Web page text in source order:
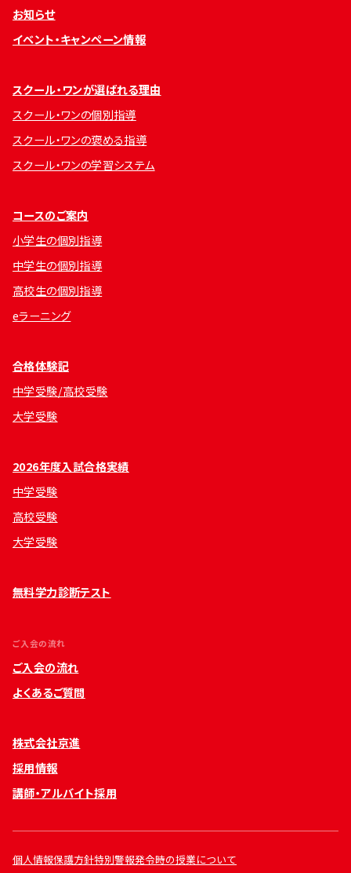
お知らせ
イベント・キャンペーン情報
スクール・ワンが選ばれる理由
スクール・ワンの個別指導
スクール・ワンの褒める指導
スクール・ワンの学習システム
コースのご案内
小学生の個別指導
中学生の個別指導
高校生の個別指導
eラーニング
合格体験記
中学受験/高校受験
大学受験
2026年度入試合格実績
中学受験
高校受験
大学受験
無料学力診断テスト
ご入会の流れ
ご入会の流れ
よくあるご質問
株式会社京進
採用情報
講師・アルバイト採用
個人情報保護方針特別警報発令時の授業について